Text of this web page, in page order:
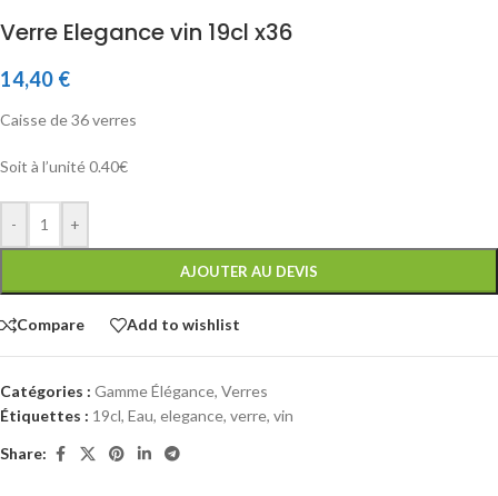
Verre Elegance vin 19cl x36
14,40 €
Caisse de 36 verres
Soit à l’unité 0.40€
- +
AJOUTER AU DEVIS
Compare Add to wishlist
Catégories : Gamme Élégance, Verres
Étiquettes : 19cl, Eau, elegance, verre, vin
Share: